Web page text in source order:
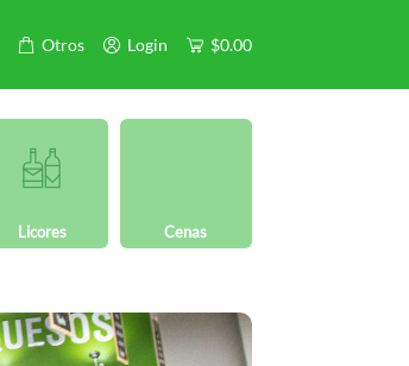
Otros Login $0.00
Licores Cenas